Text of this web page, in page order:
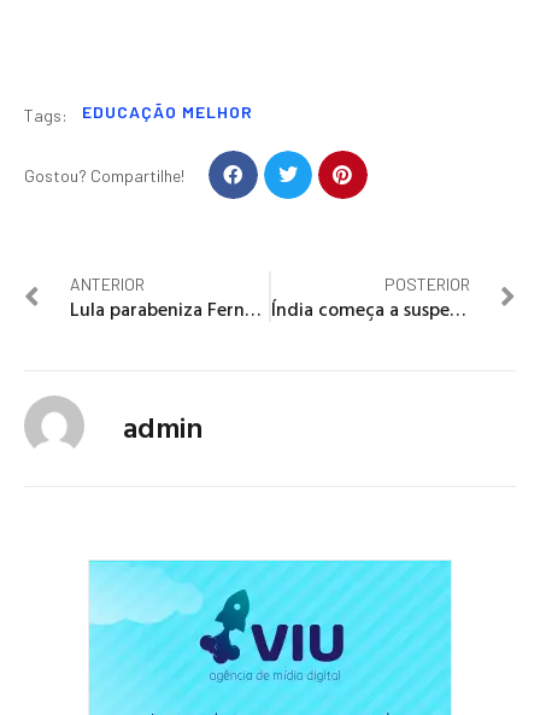
Tags: EDUCAÇÃO MELHOR
Gostou? Compartilhe!
ANTERIOR
Lula parabeniza Fernández e Kirchner por vitória na Argentina: “Esperança”
POSTERIOR
Índia começa a suspender bloqueio da Caxemira
admin